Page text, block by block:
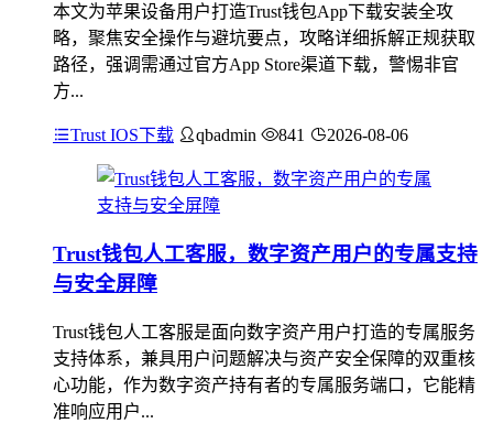
本文为苹果设备用户打造Trust钱包App下载安装全攻
略，聚焦安全操作与避坑要点，攻略详细拆解正规获取
路径，强调需通过官方App Store渠道下载，警惕非官
方...
Trust IOS下载 qbadmin 841 2026-08-06
Trust钱包人工客服，数字资产用户的专属支持
与安全屏障
Trust钱包人工客服是面向数字资产用户打造的专属服务
支持体系，兼具用户问题解决与资产安全保障的双重核
心功能，作为数字资产持有者的专属服务端口，它能精
准响应用户...